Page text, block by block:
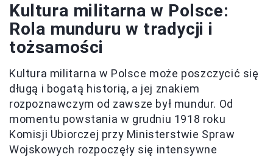
Kultura militarna w Polsce:
Rola munduru w tradycji i
tożsamości
Kultura militarna w Polsce może poszczycić się
długą i bogatą historią, a jej znakiem
rozpoznawczym od zawsze był mundur. Od
momentu powstania w grudniu 1918 roku
Komisji Ubiorczej przy Ministerstwie Spraw
Wojskowych rozpoczęły się intensywne